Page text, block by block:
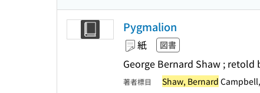
Pygmalion
紙 図書
George Bernard Shaw ; retold
著者標目 Shaw, Bernard